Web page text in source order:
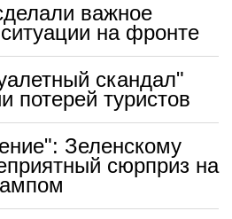
важное
на фронте
скандал"
потерей туристов
Зеленскому
сюрприз на